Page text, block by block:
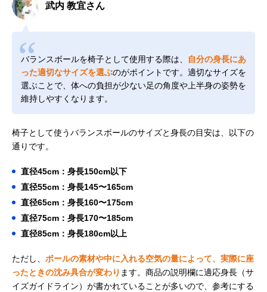
武内 教宜さん
バランスボールを椅子として使用する際は、
自分の身長にあ
った適切なサイズを選ぶのがポイントです。適切なサイズを
選ぶことで、体への負担が少ない足の角度や上半身の姿勢を
維持しやすくなります。
椅子として使うバランスボールのサイズと身長の目安は、以下の
通りです。
直径45cm：身長150cm以下
直径55cm：身長145〜165cm
直径65cm：身長160〜175cm
直径75cm：身長170〜185cm
直径85cm：身長180cm以上
ただし、 ボールの素材や中に入れる空気の量によって、実際に座
ったときの沈み具合が変わり ます。商品の説明欄に適応身長（サ
イズガイドライン）が書かれていることが多いので、参考にする